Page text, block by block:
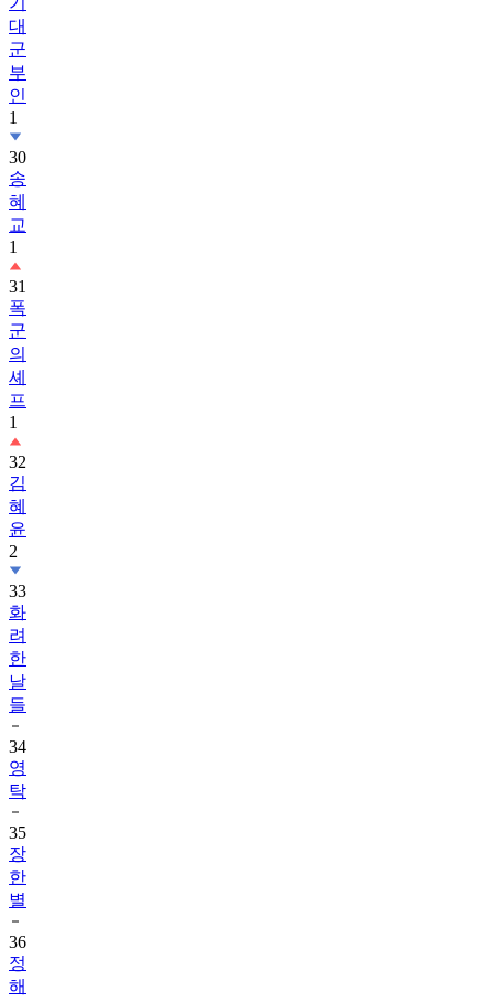
대
군
부
인
1
30
송
혜
교
1
31
폭
군
의
셰
프
1
32
김
혜
윤
2
33
화
려
한
날
들
34
영
탁
35
장
한
별
36
정
해